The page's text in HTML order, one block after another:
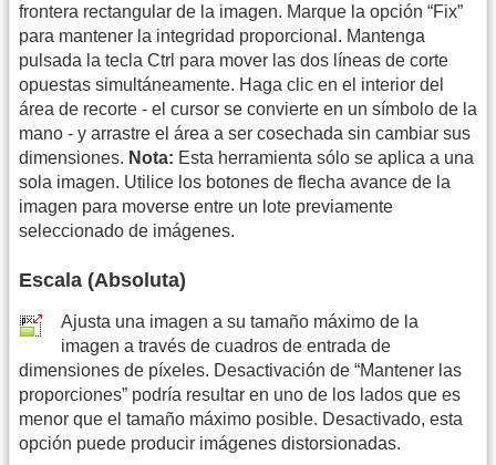
frontera rectangular de la imagen. Marque la opción “Fix”
para mantener la integridad proporcional. Mantenga
pulsada la tecla Ctrl para mover las dos líneas de corte
opuestas simultáneamente. Haga clic en el interior del
área de recorte - el cursor se convierte en un símbolo de la
mano - y arrastre el área a ser cosechada sin cambiar sus
dimensiones. Nota: Esta herramienta sólo se aplica a una
sola imagen. Utilice los botones de flecha avance de la
imagen para moverse entre un lote previamente
seleccionado de imágenes.
Escala (Absoluta)
Ajusta una imagen a su tamaño máximo de la
imagen a través de cuadros de entrada de
dimensiones de píxeles. Desactivación de “Mantener las
proporciones” podría resultar en uno de los lados que es
menor que el tamaño máximo posible. Desactivado, esta
opción puede producir imágenes distorsionadas.